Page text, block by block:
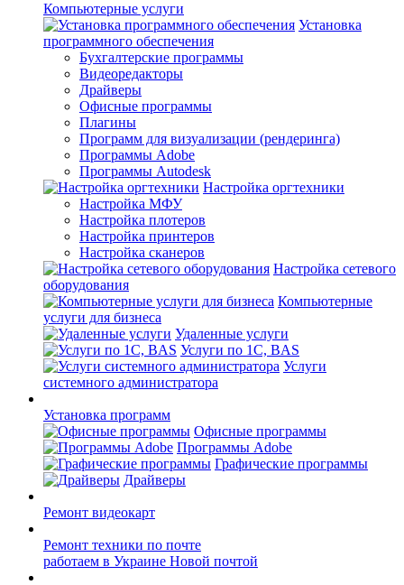
Компьютерные услуги
Установка
программного обеспечения
Бухгалтерские программы
Видеоредакторы
Драйверы
Офисные программы
Плагины
Программ для визуализации (рендеринга)
Программы Adobe
Программы Autodesk
Настройка оргтехники
Настройка МФУ
Настройка плотеров
Настройка принтеров
Настройка сканеров
Настройка сетевого
оборудования
Компьютерные
услуги для бизнеса
Удаленные услуги
Услуги по 1С, BAS
Услуги
системного администратора
Установка программ
Офисные программы
Программы Adobe
Графические программы
Драйверы
Ремонт видеокарт
Ремонт техники по почте
работаем в Украине Новой почтой